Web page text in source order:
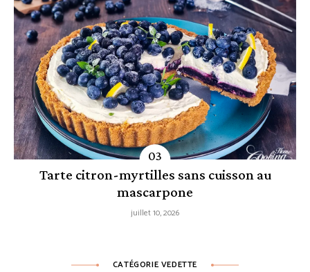
Tarte citron-myrtilles sans cuisson au
mascarpone
juillet 10, 2026
CATÉGORIE VEDETTE